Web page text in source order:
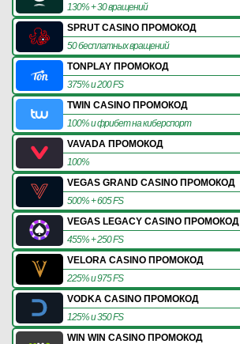
130% + 30 вращений
SPRUT CASINO ПРОМОКОД
50 бесплатных вращений
TONPLAY ПРОМОКОД
375% и 200 FS
TWIN CASINO ПРОМОКОД
100% и фрибет на киберспорт
VAVADA ПРОМОКОД
100%
VEGAS GRAND CASINO ПРОМОКОД
500% + 605 FS
VEGAS LEGACY CASINO ПРОМОКОД
455% + 250 FS
VELORA CASINO ПРОМОКОД
225% и 975 FS
VODKA CASINO ПРОМОКОД
125% и 350 FS
WIN WIN CASINO ПРОМОКОД